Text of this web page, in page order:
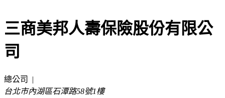
三商美邦人壽保險股份有限公
司
總公司
|
台北市內湖區石潭路58號1樓